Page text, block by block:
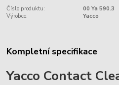
Číslo produktu:
00 Ya 590.3
Výrobce:
Yacco
Kompletní specifikace
Yacco Contact